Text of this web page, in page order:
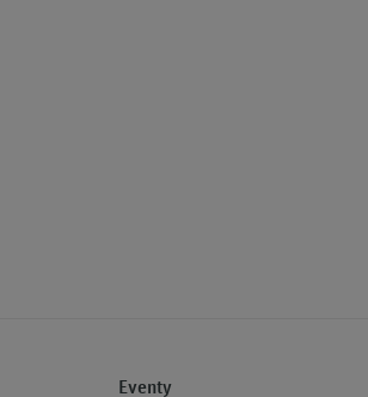
Eventy